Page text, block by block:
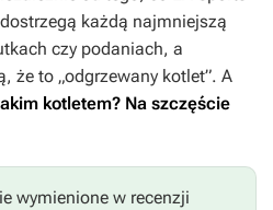
każdą najmniejszą
czy podaniach, a
że to „odgrzewany kotlet”. A
kotletem? Na szczęście
wymienione w recenzji